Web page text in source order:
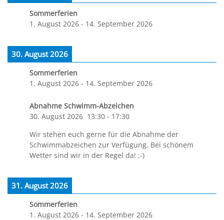
Sommerferien
1. August 2026 - 14. September 2026
30. August 2026
Sommerferien
1. August 2026 - 14. September 2026
Abnahme Schwimm-Abzeichen
30. August 2026 13:30 - 17:30
Wir stehen euch gerne für die Abnahme der
Schwimmabzeichen zur Verfügung. Bei schönem
Wetter sind wir in der Regel da! ;-)
31. August 2026
Sommerferien
1. August 2026 - 14. September 2026